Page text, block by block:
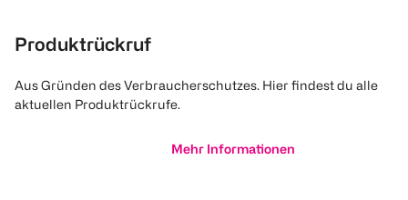
Produktrückruf
Aus Gründen des Verbraucherschutzes. Hier findest du alle
aktuellen Produktrückrufe.
Mehr Informationen